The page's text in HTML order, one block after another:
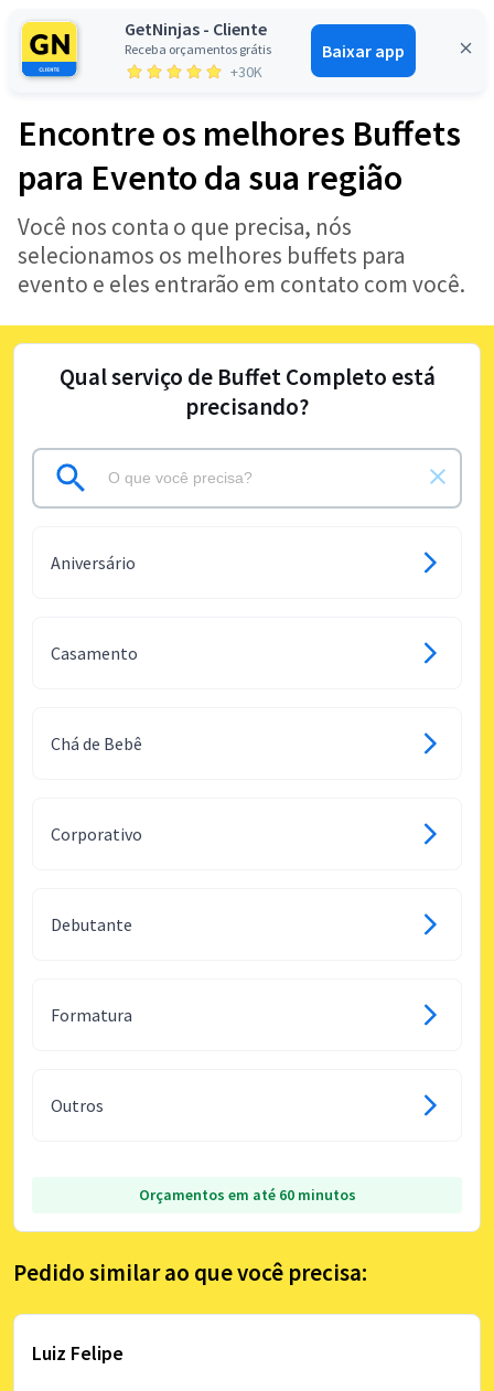
GetNinjas - Cliente
Receba orçamentos grátis
+30K
Baixar app
Entrar
Encontre os melhores Buffets
para Evento da sua região
Você nos conta o que precisa, nós
selecionamos os melhores buffets para
evento e eles entrarão em contato com você.
Qual serviço de Buffet Completo está
precisando?
Aniversário
Casamento
Chá de Bebê
Corporativo
Debutante
Formatura
Outros
Orçamentos em até 60 minutos
Pedido similar ao que você precisa:
Luiz Felipe